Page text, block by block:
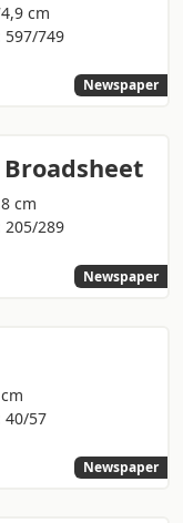
cm
597/749
Newspaper
cm
205/289
Newspaper
40/57
Newspaper